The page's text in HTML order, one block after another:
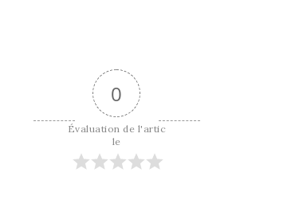
0
Évaluation de l'artic
le